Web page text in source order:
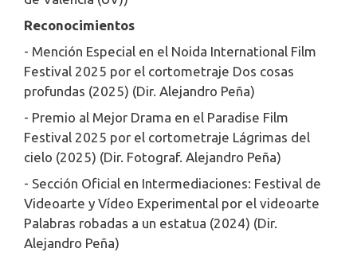
Reconocimientos
- Mención Especial en el Noida International Film
Festival 2025 por el cortometraje Dos cosas
profundas (2025) (Dir. Alejandro Peña)
- Premio al Mejor Drama en el Paradise Film
Festival 2025 por el cortometraje Lágrimas del
cielo (2025) (Dir. Fotograf. Alejandro Peña)
- Sección Oficial en Intermediaciones: Festival de
Videoarte y Vídeo Experimental por el videoarte
Palabras robadas a un estatua (2024) (Dir.
Alejandro Peña)